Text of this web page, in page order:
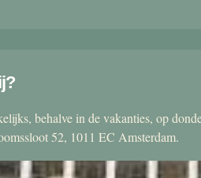
behalve in de vakanties, op
52, 1011 EC Amsterdam.